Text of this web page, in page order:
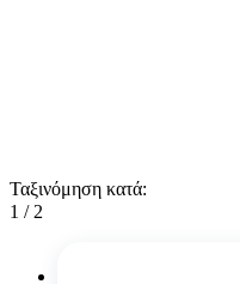
Ταξινόμηση κατά:
1 / 2